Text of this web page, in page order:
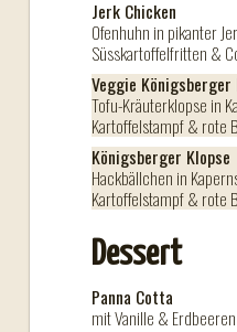
Jerk Chicken
Ofenhuhn in pikanter
Süsskartoffelfritten &
Veggie Königsberger
Tofu-Kräuterklopse in
Kartoffelstampf & rote
Königsberger Klopse
Hackbällchen in
Kartoffelstampf & rote
Dessert
Panna Cotta
mit Vanille & Erdbeeren